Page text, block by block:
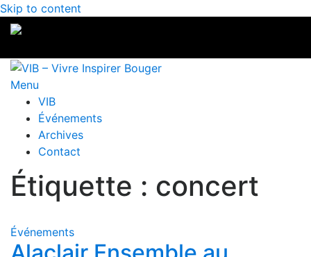
Skip to content
Menu
VIB
Événements
Archives
Contact
Étiquette : concert
Événements